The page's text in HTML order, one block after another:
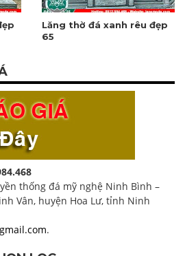
Lăng thờ đá xanh rêu đẹp
65
thống đá mỹ nghệ Ninh Bình –
Vân, huyện Hoa Lư, tỉnh Ninh
.